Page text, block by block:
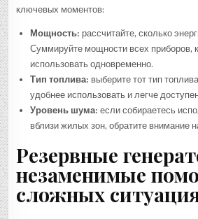
ключевых моментов:
Мощность: рассчитайте, сколько
Суммируйте мощности всех приборов,
использовать одновременно.
Тип топлива: выберите тот тип
удобнее использовать и легче
Уровень шума: если собираетесь
вблизи жилых зон, обратите внимание
Резервные
незаменимые
сложных